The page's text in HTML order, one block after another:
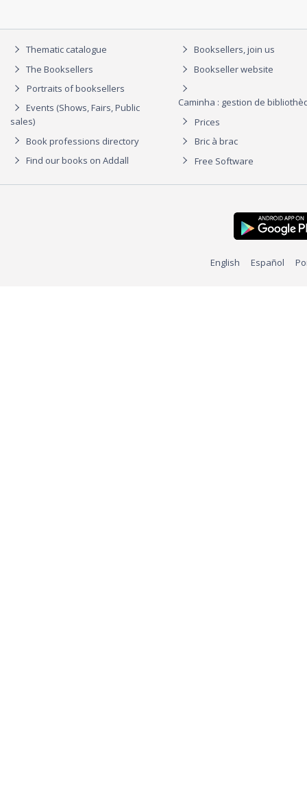
Thematic catalogue
The Booksellers
Portraits of booksellers
Events (Shows, Fairs, Public
sales)
Book professions directory
Find our books on Addall
Booksellers, join us
Bookseller website
Caminha : gestion de
Prices
Bric à brac
Free Software
English Español